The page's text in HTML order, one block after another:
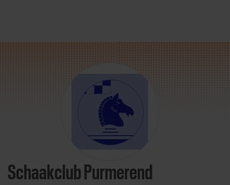
Direct door naar content
Schaakclub Purmerend